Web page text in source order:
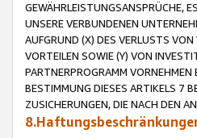
GEWÄHRLEISTUNGSANSPRÜCHE,
UNSERE VERBUNDENEN
AUFGRUND (X) DES VERLUSTS
VORTEILEN SOWIE (Y) VON
PARTNERPROGRAMM
BESTIMMUNG DIESES ARTIKELS 7
ZUSICHERUNGEN, DIE NACH DEN